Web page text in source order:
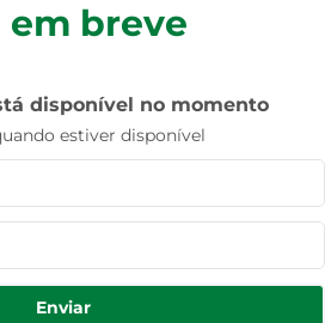
breve
disponível no momento
estiver disponível
Enviar